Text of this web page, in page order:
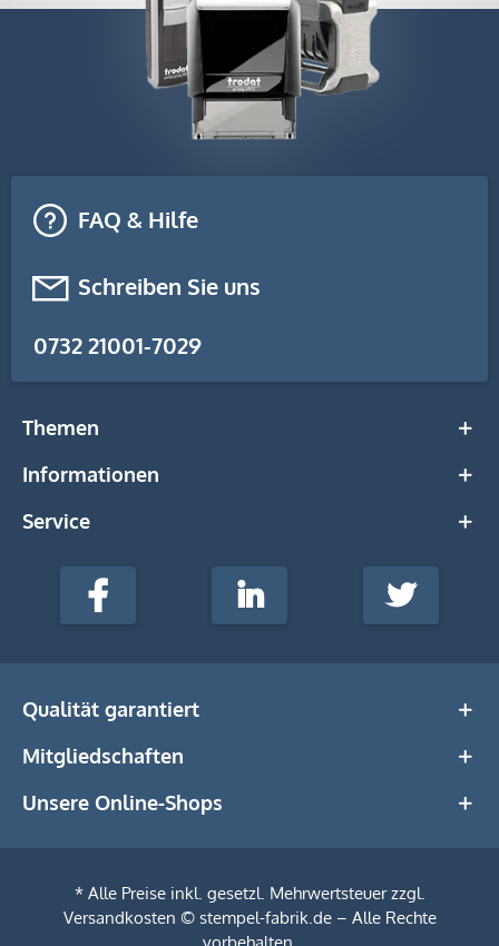
FAQ & Hilfe
Schreiben Sie uns
0732 21001-7029
Themen
Informationen
Service
stempel-
Media
Facebook LinkedIn Twitter
Qualität garantiert
Mitgliedschaften
Unsere Online-Shops
* Alle Preise inkl. gesetzl. Mehrwertsteuer zzgl.
Versandkosten © stempel-fabrik.de – Alle Rechte
vorbehalten.